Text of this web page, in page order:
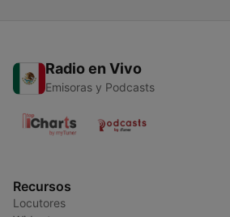
Radio en Vivo
Emisoras y Podcasts
Recursos
Locutores